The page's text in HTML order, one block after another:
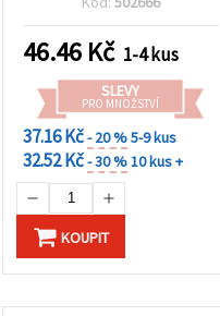
scrapbookových alb
46.46 Kč 1-4 kus
SLEVY
PRO MNOŽSTVÍ
37.16 Kč- 20 %5-9 kus
32.52 Kč- 30 %10 kus +
KOUPIT